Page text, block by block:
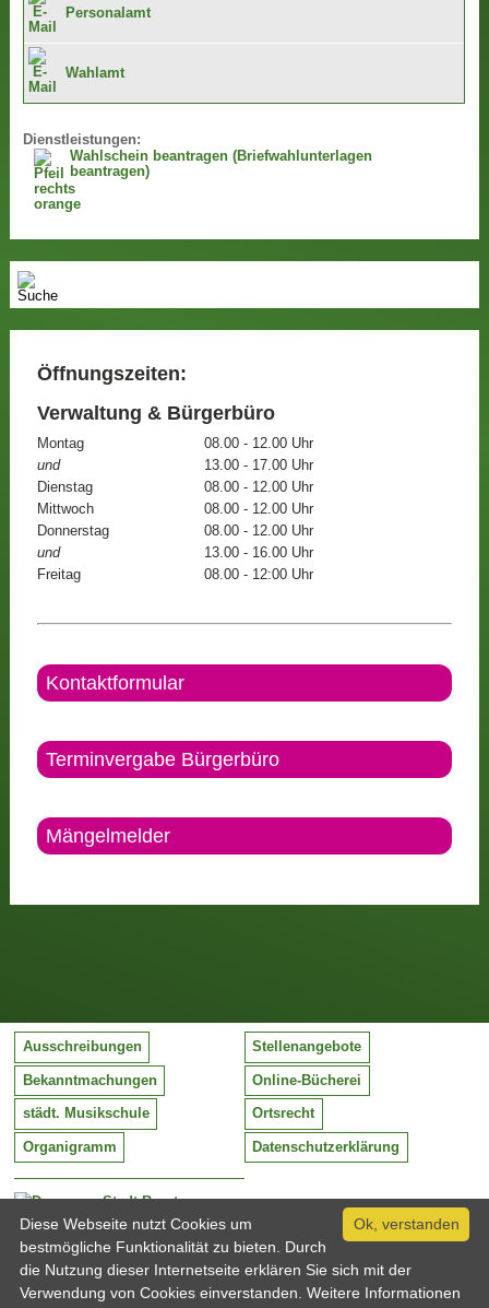
Personalamt
Wahlamt
Dienstleistungen:
Wahlschein beantragen (Briefwahlunterlagen
beantragen)
Öffnungszeiten:
Verwaltung & Bürgerbüro
Montag
08.00 - 12.00 Uhr
und
13.00 - 17.00 Uhr
Dienstag
08.00 - 12.00 Uhr
Mittwoch
08.00 - 12.00 Uhr
Donnerstag
08.00 - 12.00 Uhr
und
13.00 - 16.00 Uhr
Freitag
08.00 - 12:00 Uhr
Kontaktformular
Terminvergabe Bürgerbüro
Mängelmelder
Stadt Barntrup
Mittelstraße 38
32683 Barntrup
Tel:
Email:
05263 / 409-0
info@barntrup.de
Ausschreibungen Stellenangebote
Bekanntmachungen Online-Bücherei
städt. Musikschule Ortsrecht
Organigramm Datenschutzerklärung
Ok, verstanden
Diese Webseite nutzt Cookies um
bestmögliche Funktionalität zu bieten. Durch
die Nutzung dieser Internetseite erklären Sie sich mit der
Verwendung von Cookies einverstanden. Weitere Informationen